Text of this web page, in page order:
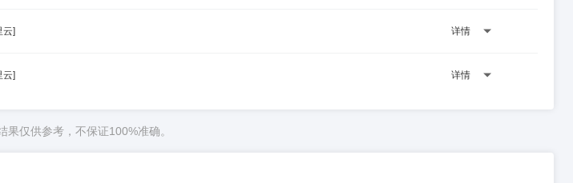
云] 详情
云] 详情
果仅供参考，不保证100%准确。